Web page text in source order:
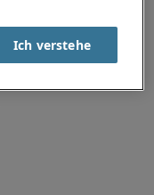
Ich verstehe